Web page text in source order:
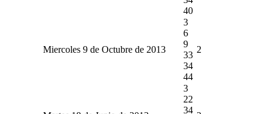
40
Miercoles 9 de Octubre de 2013
3
6
9
33
34
44
2
3
22
34